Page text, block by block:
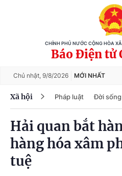
CHÍNH PHỦ NƯỚC CỘNG HÒA
Báo Điện tử
Chủ nhật, 9/8/2026 MỚI NHẤT
Xã hội Pháp luật Đời sống
Hải quan bắt
hàng hóa xâm
tuệ